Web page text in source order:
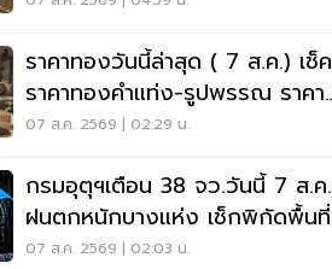
ราคาทองวันนี้ล่าสุด ( 7 ส.ค.) เช็ค
ราคาทองคำแท่ง-รูปพรรณ ราคา
ขาย - รับซื้อ กี่บาท
07 ส.ค. 2569 | 02:29 น.
กรมอุตุฯเตือน 38 จว.วันนี้ 7 ส.ค.
ฝนตกหนักบางแห่ง เช็กพิกัดพื้นที่
เสี่ยงด่วน
07 ส.ค. 2569 | 02:03 น.